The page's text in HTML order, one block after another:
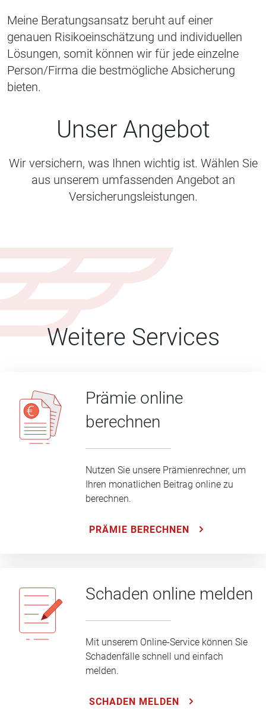
Meine Beratungsansatz beruht auf einer
genauen Risikoeinschätzung und individuellen
Lösungen, somit können wir für jede einzelne
Person/Firma die bestmögliche Absicherung
bieten.
Unser Angebot
Wir versichern, was Ihnen wichtig ist. Wählen Sie
aus unserem umfassenden Angebot an
Versicherungsleistungen.
Weitere Services
Prämie online
berechnen
Nutzen Sie unsere Prämienrechner, um
Ihren monatlichen Beitrag online zu
berechnen.
PRÄMIE BERECHNEN
Schaden online melden
Mit unserem Online-Service können Sie
Schadenfälle schnell und einfach
melden.
SCHADEN MELDEN